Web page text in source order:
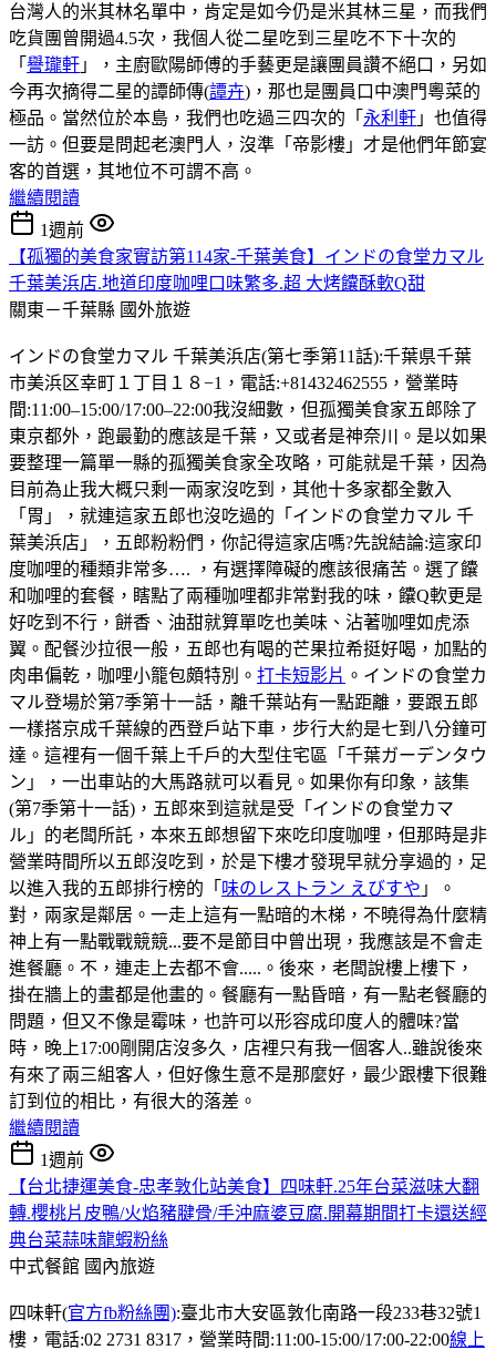
台灣人的米其林名單中，肯定是如今仍是米其林三星，而我們
吃貨團曾開過4.5次，我個人從二星吃到三星吃不下十次的
「 譽瓏軒 」，主廚歐陽師傅的手藝更是讓團員讚不絕口，另如
今再次摘得二星的譚師傳(譚卉)，那也是團員口中澳門粵菜的
極品。當然位於本島，我們也吃過三四次的「 永利軒 」也值得
一訪。但要是問起老澳門人，沒準「帝影樓」才是他們年節宴
客的首選，其地位不可謂不高。
繼續閱讀
1週前
【孤獨的美食家實訪第114家-千葉美食】インドの食堂カマル
千葉美浜店.地道印度咖哩口味繁多.超 大烤饢酥軟Q甜
關東－千葉縣 國外旅遊
インドの食堂カマル 千葉美浜店(第七季第11話):千葉県千葉
市美浜区幸町１丁目１８−1，電話:+81432462555，營業時
間:11:00–15:00/17:00–22:00我沒細數，但孤獨美食家五郎除了
東京都外，跑最勤的應該是千葉，又或者是神奈川。是以如果
要整理一篇單一縣的孤獨美食家全攻略，可能就是千葉，因為
目前為止我大概只剩一兩家沒吃到，其他十多家都全數入
「胃」，就連這家五郎也沒吃過的「インドの食堂カマル 千
葉美浜店」，五郎粉粉們，你記得這家店嗎?先說結論:這家印
度咖哩的種類非常多…. ，有選擇障礙的應該很痛苦。選了饢
和咖哩的套餐，瞎點了兩種咖哩都非常對我的味，饢Q軟更是
好吃到不行，餅香、油甜就算單吃也美味、沾著咖哩如虎添
翼。配餐沙拉很一般，五郎也有喝的芒果拉希挺好喝，加點的
肉串偏乾，咖哩小籠包頗特別。 打卡短影片 。インドの食堂カ
マル登場於第7季第十一話，離千葉站有一點距離，要跟五郎
一樣搭京成千葉線的西登戶站下車，步行大約是七到八分鐘可
達。這裡有一個千葉上千戶的大型住宅區「千葉ガーデンタウ
ン」，一出車站的大馬路就可以看見。如果你有印象，該集
(第7季第十一話)，五郎來到這就是受「インドの食堂カマ
ル」的老闆所託，本來五郎想留下來吃印度咖哩，但那時是非
營業時間所以五郎沒吃到，於是下樓才發現早就分享過的，足
以進入我的五郎排行榜的「 味のレストラン えびすや 」。
對，兩家是鄰居。一走上這有一點暗的木梯，不曉得為什麼精
神上有一點戰戰競競...要不是節目中曾出現，我應該是不會走
進餐廳。不，連走上去都不會.....。後來，老闆說樓上樓下，
掛在牆上的畫都是他畫的。餐廳有一點昏暗，有一點老餐廳的
問題，但又不像是霉味，也許可以形容成印度人的體味?當
時，晚上17:00剛開店沒多久，店裡只有我一個客人..雖說後來
有來了兩三組客人，但好像生意不是那麼好，最少跟樓下很難
訂到位的相比，有很大的落差。
繼續閱讀
1週前
【台北捷運美食-忠孝敦化站美食】四味軒.25年台菜滋味大翻
轉.櫻桃片皮鴨/火焰豬腱骨/手沖麻婆豆腐.開幕期間打卡還送經
典台菜蒜味龍蝦粉絲
中式餐館 國內旅遊
四味軒(官方fb粉絲團):臺北市大安區敦化南路一段233巷32號1
樓，電話:02 2731 8317，營業時間:11:00-15:00/17:00-22:00線上